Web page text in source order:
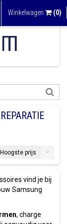
Winkelwagen (0)
Hoogste prijs
vind je bij
Samsung
, charge